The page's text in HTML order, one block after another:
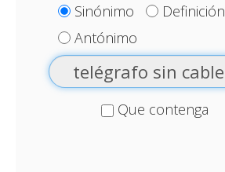
Sinónimo
Definición
Antónimo
Que contenga